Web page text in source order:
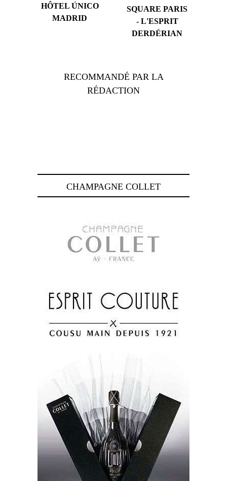
HÔTEL ÚNICO
MADRID
SQUARE PARIS
- L'ESPRIT
DERDÉRIAN
RECOMMANDÉ PAR LA
RÉDACTION
CHAMPAGNE COLLET